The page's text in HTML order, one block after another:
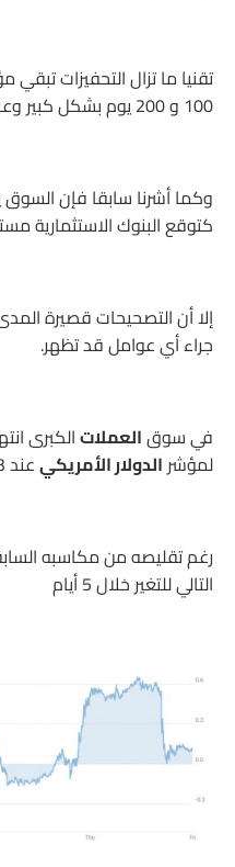
تقنيا ما تزال التحفيزات
100 و 200 يوم بشكل كبير وعند مستويات قياسية
وكما أشرنا سابقا فإن
كتوقع البنوك الاستثمارية مستوى 4400 لمؤشر اس
إلا أن التصحيحات قصيرة
جراء أي عوامل قد تظهر.
في سوقالعملات
لمؤشر الدولار الأمريكيعند 90.13
التالي للتغير خلال 5 أيام